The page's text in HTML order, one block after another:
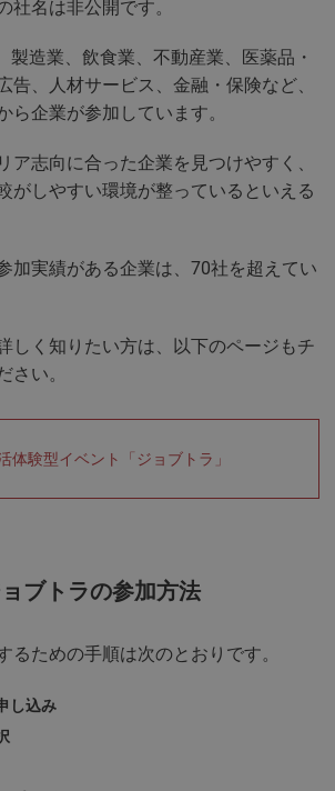
社名は非公開です。
製造業、飲食業、不動産業、医薬品・
告、人材サービス、金融・保険など、
ら企業が参加しています。
ア志向に合った企業を見つけやすく、
がしやすい環境が整っているといえる
加実績がある企業は、70社を超えてい
しく知りたい方は、以下のページもチ
さい。
体験型イベント「ジョブトラ」
ブトラの参加方法
るための手順は次のとおりです。
し込み